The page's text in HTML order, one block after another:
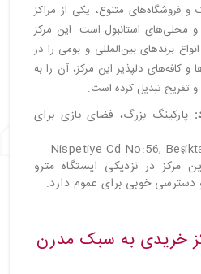
فروشگاه‌های متنوع، یکی از مراکز
محلی‌های استانبول است. این مرکز
برندهای بین‌المللی و بومی را در
کافه‌های دلپذیر این مرکز، آن را به
تفریح تبدیل کرده است.
پارکینگ بزرگ، فضای بازی برای
مرکز در نزدیکی ایستگاه مترو
خریدی به سبک مدرن